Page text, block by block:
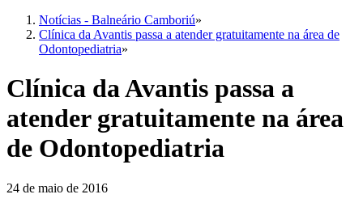
Notícias - Balneário Camboriú»
Clínica da Avantis passa a atender gratuitamente na área de
Odontopediatria»
Clínica da Avantis passa a
atender gratuitamente na área
de Odontopediatria
24 de maio de 2016